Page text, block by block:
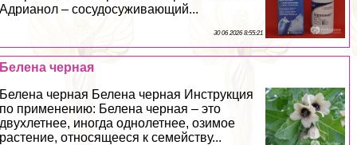
Адрианол – сосудосуживающий...
30 06 2026 8:55:21
Белена черная
Белена черная Белена черная Инструкция
по применению: Белена черная – это
двухлетнее, иногда однолетнее, озимое
растение, относящееся к семейству...